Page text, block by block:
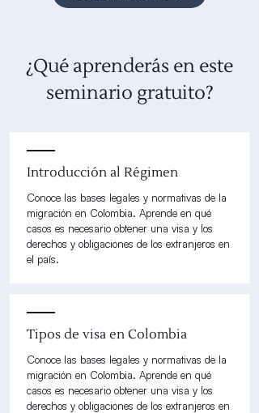
¿Qué aprenderás en este
seminario gratuito?
Introducción al Régimen
Conoce las bases legales y normativas de la
migración en Colombia. Aprende en qué
casos es necesario obtener una visa y los
derechos y obligaciones de los extranjeros en
el país.
Tipos de visa en Colombia
Conoce las bases legales y normativas de la
migración en Colombia. Aprende en qué
casos es necesario obtener una visa y los
derechos y obligaciones de los extranjeros en